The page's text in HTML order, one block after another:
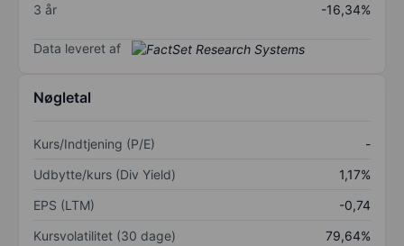
3 år
-16,34%
Data leveret af
Nøgletal
Kurs/Indtjening (P/E)
-
Udbytte/kurs (Div Yield)
1,17%
EPS (LTM)
-0,74
Kursvolatilitet (30 dage)
79,64%